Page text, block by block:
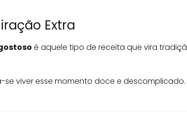
Extra
é aquele tipo de receita que vira
viver esse momento doce e